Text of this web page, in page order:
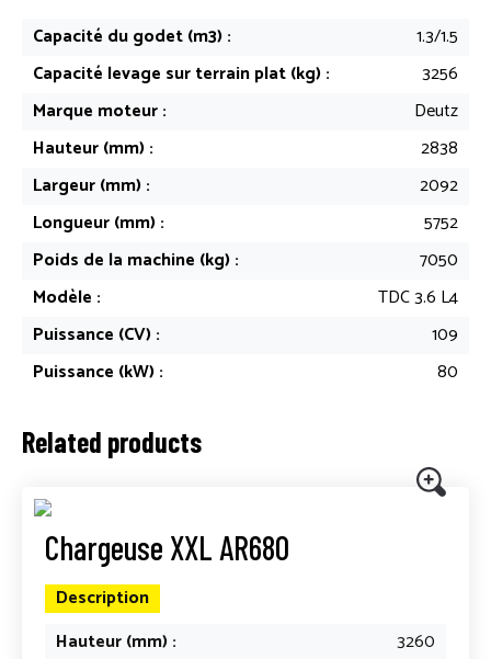
Capacité du godet (m3) :
1.3/1.5
Capacité levage sur terrain plat (kg) :
3256
Marque moteur :
Deutz
Hauteur (mm) :
2838
Largeur (mm) :
2092
Longueur (mm) :
5752
Poids de la machine (kg) :
7050
Modèle :
TDC 3.6 L4
Puissance (CV) :
109
Puissance (kW) :
80
Related products
Chargeuse XXL AR680
Description
Hauteur (mm) :
3260